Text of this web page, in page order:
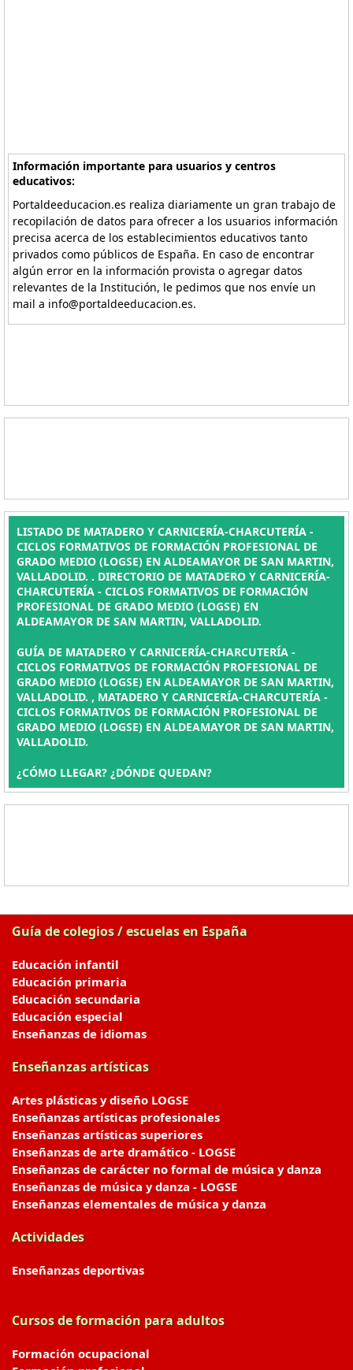
Información importante para usuarios y centros
educativos:
Portaldeeducacion.es realiza diariamente un gran trabajo de
recopilación de datos para ofrecer a los usuarios información
precisa acerca de los establecimientos educativos tanto
privados como públicos de España. En caso de encontrar
algún error en la información provista o agregar datos
relevantes de la Institución, le pedimos que nos envíe un
mail a info@portaldeeducacion.es.
LISTADO DE MATADERO Y CARNICERÍA-CHARCUTERÍA -
CICLOS FORMATIVOS DE FORMACIÓN PROFESIONAL DE
GRADO MEDIO (LOGSE) EN ALDEAMAYOR DE SAN MARTIN,
VALLADOLID. . DIRECTORIO DE MATADERO Y CARNICERÍA-
CHARCUTERÍA - CICLOS FORMATIVOS DE FORMACIÓN
PROFESIONAL DE GRADO MEDIO (LOGSE) EN
ALDEAMAYOR DE SAN MARTIN, VALLADOLID.
GUÍA DE MATADERO Y CARNICERÍA-CHARCUTERÍA -
CICLOS FORMATIVOS DE FORMACIÓN PROFESIONAL DE
GRADO MEDIO (LOGSE) EN ALDEAMAYOR DE SAN MARTIN,
VALLADOLID. , MATADERO Y CARNICERÍA-CHARCUTERÍA -
CICLOS FORMATIVOS DE FORMACIÓN PROFESIONAL DE
GRADO MEDIO (LOGSE) EN ALDEAMAYOR DE SAN MARTIN,
VALLADOLID.
¿CÓMO LLEGAR? ¿DÓNDE QUEDAN?
Guía de colegios / escuelas en España
Educación infantil
Educación primaria
Educación secundaria
Educación especial
Enseñanzas de idiomas
Enseñanzas artísticas
Artes plásticas y diseño LOGSE
Enseñanzas artísticas profesionales
Enseñanzas artísticas superiores
Enseñanzas de arte dramático - LOGSE
Enseñanzas de carácter no formal de música y danza
Enseñanzas de música y danza - LOGSE
Enseñanzas elementales de música y danza
Actividades
Enseñanzas deportivas
Cursos de formación para adultos
Formación ocupacional